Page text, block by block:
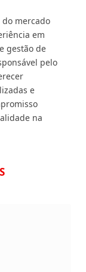
mercado
em
gestão de
pelo
e
na